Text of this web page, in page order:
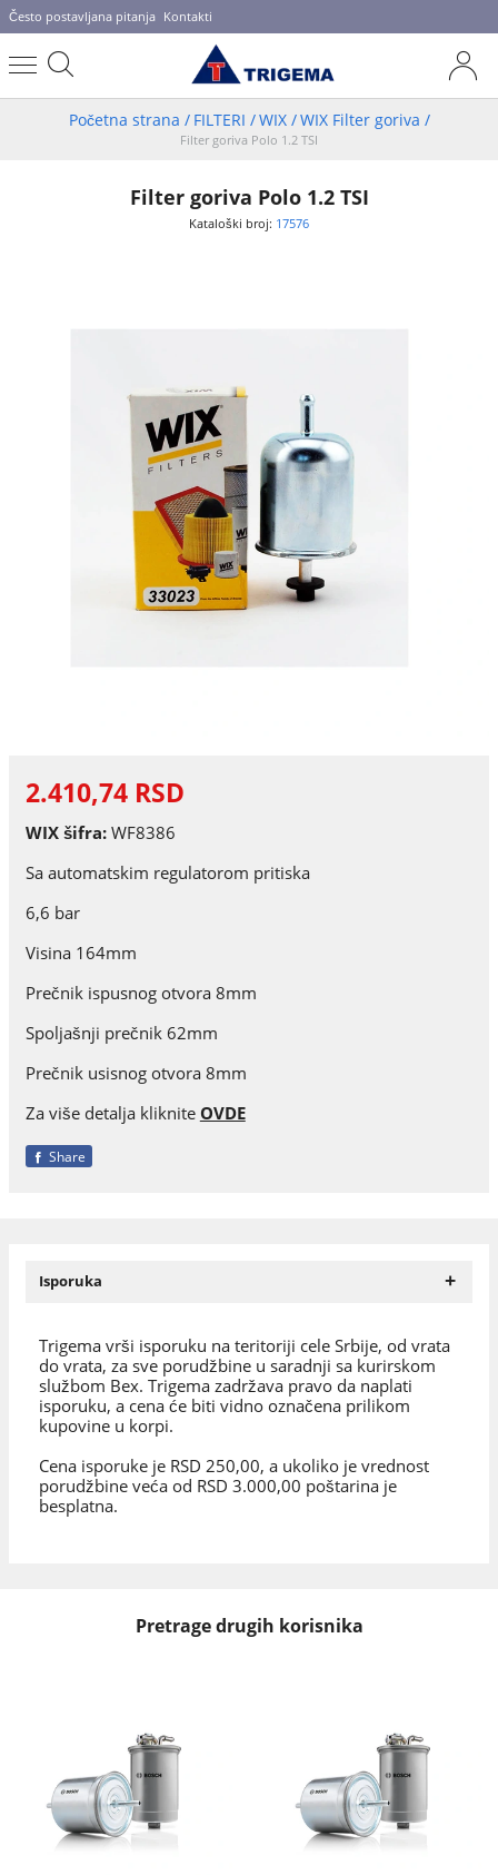
Često postavljana pitanja Kontakti
Početna strana / FILTERI /WIX /WIX Filter goriva /
Filter goriva Polo 1.2 TSI
Filter goriva Polo 1.2 TSI
Kataloški broj: 17576
2.410,74 RSD
WIX šifra:WF8386
Sa automatskim regulatorom pritiska
6,6 bar
Visina 164mm
Prečnik ispusnog otvora 8mm
Spoljašnji prečnik 62mm
Prečnik usisnog otvora 8mm
Za više detalja kliknite OVDE
Share
Isporuka +
Trigema vrši isporuku na teritoriji cele Srbije, od vrata
do vrata, za sve porudžbine u saradnji sa kurirskom
službom Bex. Trigema zadržava pravo da naplati
isporuku, a cena će biti vidno označena prilikom
kupovine u korpi.
Cena isporuke je RSD 250,00, a ukoliko je vrednost
porudžbine veća od RSD 3.000,00 poštarina je
besplatna.
Pretrage drugih korisnika